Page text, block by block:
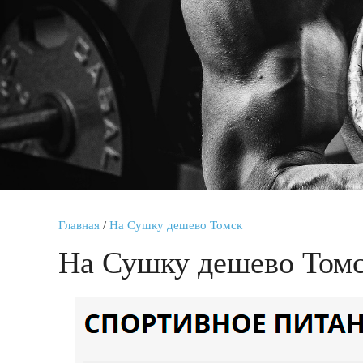
Главная / На Сушку дешево Томск
На Сушку дешево